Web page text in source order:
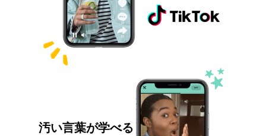
汚い言葉が学べる